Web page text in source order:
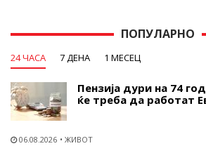
ПОПУЛАРНО
24 ЧАСА 7 ДЕНА 1 МЕСЕЦ
Пензија дури на 74
ќе треба да работат
06.08.2026 ЖИВОТ